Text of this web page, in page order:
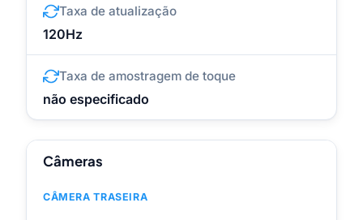
Taxa de atualização
120Hz
Taxa de amostragem de toque
não especificado
Câmeras
CÂMERA TRASEIRA